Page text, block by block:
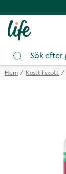
Hem Kosttillskott